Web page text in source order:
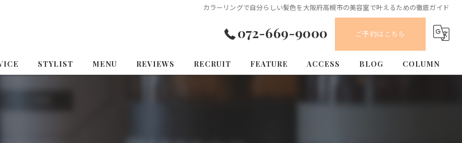
カラーリングで自分らしい髪色を大阪府高槻市の美容室で叶えるための徹底ガイド
072-669-9000 ご予約はこちら
STYLIST MENU REVIEWS RECRUIT FEATURE ACCESS BLOG COLUMN